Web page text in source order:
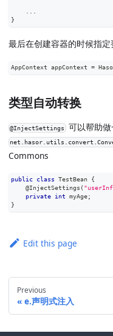
}
最后在创建容器的时候指定
AppContext appContext =
类型自动转换
@InjectSettings 可以帮助
Commons
public class TestBean
{
@InjectSettings (
private
int myAge;
}
Edit this page
Previous
e.声明式注入